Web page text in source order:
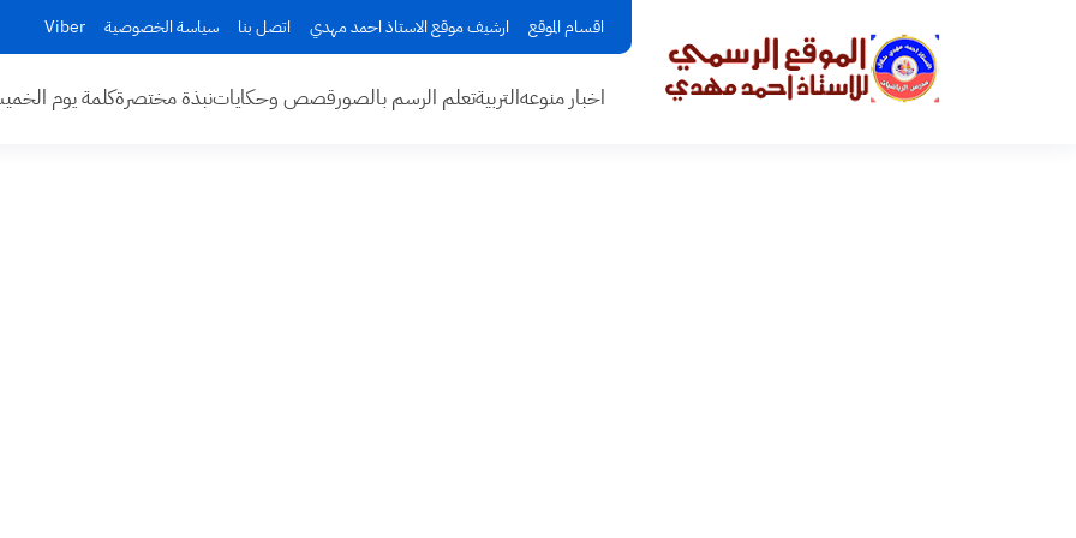
اقسام الموقع ارشيف موقع الاستاذ احمد مهدي اتصل بنا سياسة الخصوصية Viber
اخبار منوعهالتربيةتعلم الرسم بالصورقصص وحكاياتنبذة مختصرةكلمة يوم